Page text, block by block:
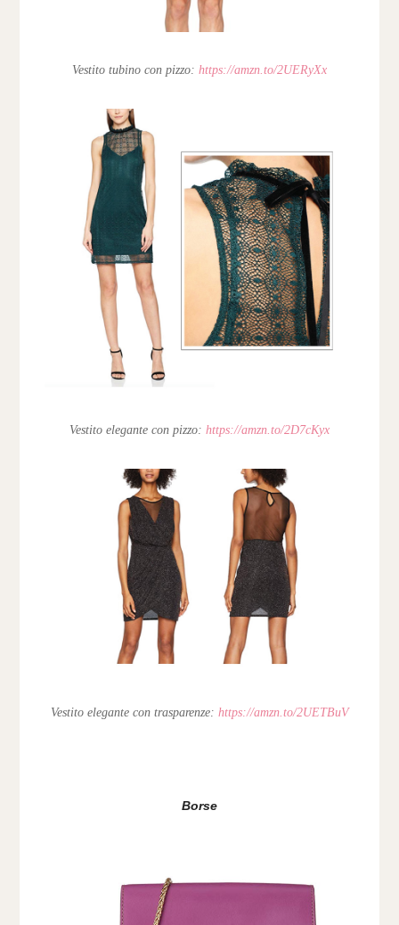
Vestito tubino con pizzo: https://amzn.to/2UERyXx
Vestito elegante con pizzo: https://amzn.to/2D7cKyx
Vestito elegante con trasparenze: https://amzn.to/2UETBuV
Borse